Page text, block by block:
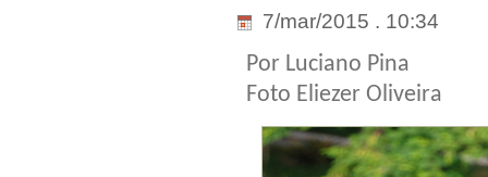
7/mar/2015 . 10:34
Por Luciano Pina
Foto Eliezer Oliveira